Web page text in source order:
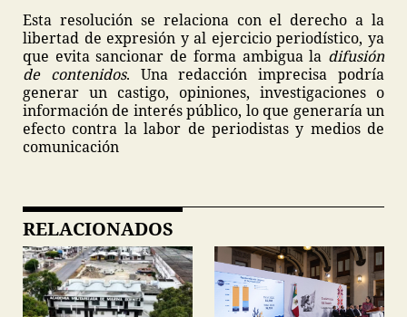
Esta resolución se relaciona con el derecho a la
libertad de expresión y al ejercicio periodístico, ya
que evita sancionar de forma ambigua la difusión
de contenidos. Una redacción imprecisa podría
generar un castigo, opiniones, investigaciones o
información de interés público, lo que generaría un
efecto contra la labor de periodistas y medios de
comunicación
RELACIONADOS